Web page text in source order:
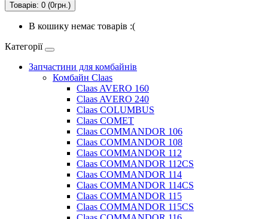
Товарів: 0 (0грн.)
В кошику немає товарів :(
Категорії
Запчастини для комбайнів
Комбайн Claas
Claas AVERO 160
Claas AVERO 240
Claas COLUMBUS
Claas COMET
Claas COMMANDOR 106
Claas COMMANDOR 108
Claas COMMANDOR 112
Claas COMMANDOR 112CS
Claas COMMANDOR 114
Claas COMMANDOR 114CS
Claas COMMANDOR 115
Claas COMMANDOR 115CS